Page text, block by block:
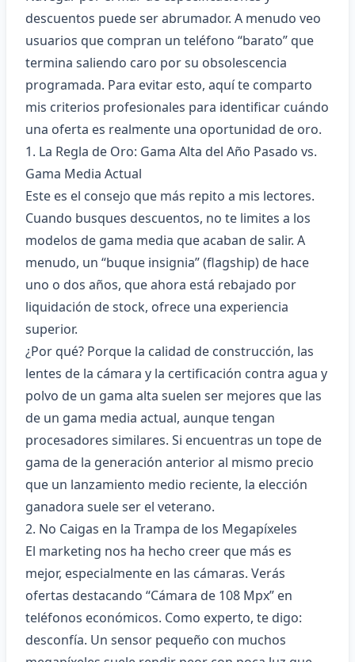
descuentos puede ser abrumador. A menudo veo
usuarios que compran un teléfono “barato” que
termina saliendo caro por su obsolescencia
programada. Para evitar esto, aquí te comparto
mis criterios profesionales para identificar cuándo
una oferta es realmente una oportunidad de oro.
1. La Regla de Oro: Gama Alta del Año Pasado vs.
Gama Media Actual
Este es el consejo que más repito a mis lectores.
Cuando busques descuentos, no te limites a los
modelos de gama media que acaban de salir. A
menudo, un “buque insignia” (flagship) de hace
uno o dos años, que ahora está rebajado por
liquidación de stock, ofrece una experiencia
superior.
¿Por qué? Porque la calidad de construcción, las
lentes de la cámara y la certificación contra agua y
polvo de un gama alta suelen ser mejores que las
de un gama media actual, aunque tengan
procesadores similares. Si encuentras un tope de
gama de la generación anterior al mismo precio
que un lanzamiento medio reciente, la elección
ganadora suele ser el veterano.
2. No Caigas en la Trampa de los Megapíxeles
El marketing nos ha hecho creer que más es
mejor, especialmente en las cámaras. Verás
ofertas destacando “Cámara de 108 Mpx” en
teléfonos económicos. Como experto, te digo:
desconfía. Un sensor pequeño con muchos